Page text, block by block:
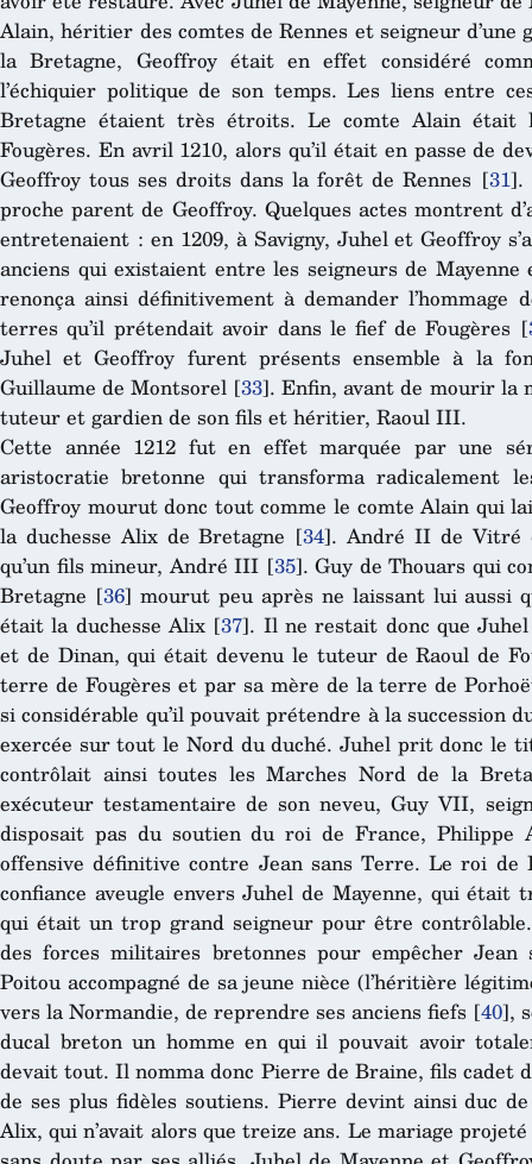
Alain, héritier des comtes de Rennes et seigneur
la Bretagne, Geoffroy était en effet considéré
l’échiquier politique de son temps. Les liens entre
Bretagne étaient très étroits. Le comte Alain était
Fougères. En avril 1210, alors qu’il était en passe de
Geoffroy tous ses droits dans la forêt de Rennes [31].
proche parent de Geoffroy. Quelques actes montrent
entretenaient : en 1209, à Savigny, Juhel et Geoffroy
anciens qui existaient entre les seigneurs de
renonça ainsi définitivement à demander l’hommage
terres qu’il prétendait avoir dans le fief de Fougères [
Juhel et Geoffroy furent présents ensemble à la
Guillaume de Montsorel [33]. Enfin, avant de mourir la
tuteur et gardien de son fils et héritier, Raoul III.
Cette année 1212 fut en effet marquée par une
aristocratie bretonne qui transforma radicalement
Geoffroy mourut donc tout comme le comte Alain qui
la duchesse Alix de Bretagne [34]. André II de Vitré
qu’un fils mineur, André III [35]. Guy de Thouars qui
Bretagne [36] mourut peu après ne laissant lui aussi
était la duchesse Alix [37]. Il ne restait donc que
et de Dinan, qui était devenu le tuteur de Raoul de
terre de Fougères et par sa mère de la terre de
si considérable qu’il pouvait prétendre à la succession
exercée sur tout le Nord du duché. Juhel prit donc le
contrôlait ainsi toutes les Marches Nord de la
exécuteur testamentaire de son neveu, Guy VII,
disposait pas du soutien du roi de France, Philippe
offensive définitive contre Jean sans Terre. Le roi de
confiance aveugle envers Juhel de Mayenne, qui
qui était un trop grand seigneur pour être
des forces militaires bretonnes pour empêcher
Poitou accompagné de sa jeune nièce (l’héritière
vers la Normandie, de reprendre ses anciens fiefs [40],
ducal breton un homme en qui il pouvait avoir
devait tout. Il nomma donc Pierre de Braine, fils cadet
de ses plus fidèles soutiens. Pierre devint ainsi duc
Alix, qui n’avait alors que treize ans. Le mariage